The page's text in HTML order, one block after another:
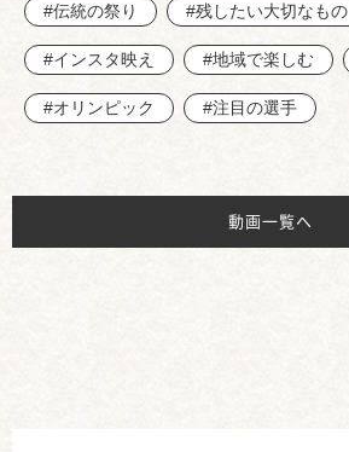
#伝統の祭り #残したい大切なもの
#インスタ映え #地域で楽しむ
#オリンピック #注目の選手
動画一覧へ